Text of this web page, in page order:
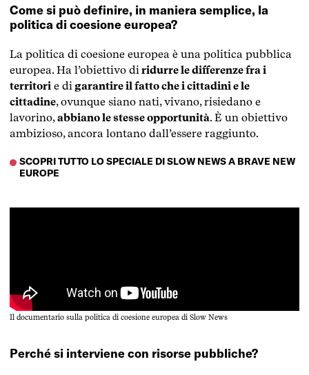
Come si può definire, in maniera semplice, la
politica di coesione europea?
La politica di coesione europea è una politica pubblica
europea. Ha l’obiettivo diridurre le differenze fra i
territori e di garantire il fatto che i cittadini e le
cittadine, ovunque siano nati, vivano, risiedano e
lavorino,abbiano le stesse opportunità. È un obiettivo
ambizioso, ancora lontano dall’essere raggiunto.
SCOPRI TUTTO LO SPECIALE DI SLOW NEWS A BRAVE NEW
EUROPE
Il documentario sulla politica di coesione europea di Slow News
Perché si interviene con risorse pubbliche?